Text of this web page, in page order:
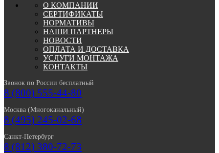
О КОМПАНИИ
СЕРТИФИКАТЫ
НОРМАТИВЫ
НАШИ ПАРТНЕРЫ
НОВОСТИ
ОПЛАТА И ДОСТАВКА
УСЛУГИ МОНТАЖА
КОНТАКТЫ
Звонок по России бесплатный
8 (800) 555-44-80
Москва (Многоканальный)
8 (495) 245-02-68
Санкт-Петербург
8 (812) 380-72-73